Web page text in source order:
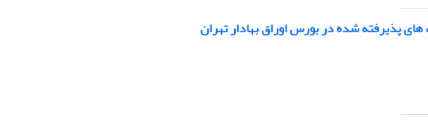
پذیرفته شده در بورس اوراق بهادار تهران